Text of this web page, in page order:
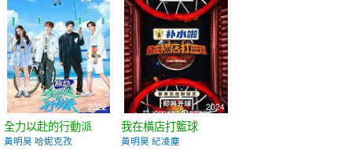
2022
全力以赴的行動派
黃明昊 哈妮克孜
2024
我在橫店打籃球
黃明昊 紀凌塵